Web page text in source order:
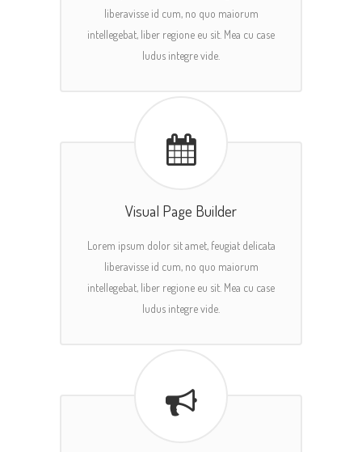
liberavisse id cum, no quo maiorum
intellegebat, liber regione eu sit. Mea cu case
ludus integre vide.
Visual Page Builder
Lorem ipsum dolor sit amet, feugiat delicata
liberavisse id cum, no quo maiorum
intellegebat, liber regione eu sit. Mea cu case
ludus integre vide.